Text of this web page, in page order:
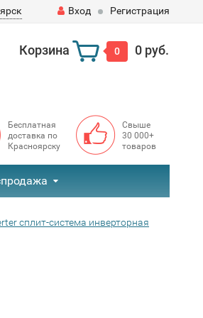
Вход Регистрация
Корзина 0 0 руб.
Бесплатная
доставка по
Красноярску
Свыше
30 000+
товаров
сплит-система инверторная